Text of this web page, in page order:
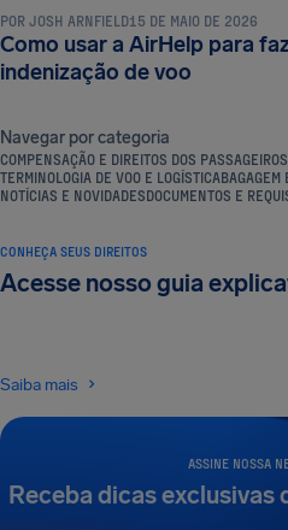
POR JOSH ARNFIELD15 DE MAIO DE 2026
Como usar a AirHelp para
indenização de voo
Navegar por categoria
COMPENSAÇÃO E DIREITOS DOS PASSAGEIROS
TERMINOLOGIA DE VOO E LOGÍSTICABAGAGEM
NOTÍCIAS E NOVIDADESDOCUMENTOS E
ASSINE NOSSA
Receba dicas
CONHEÇA SEUS DIREITOS
Acesse nosso guia
Saiba mais